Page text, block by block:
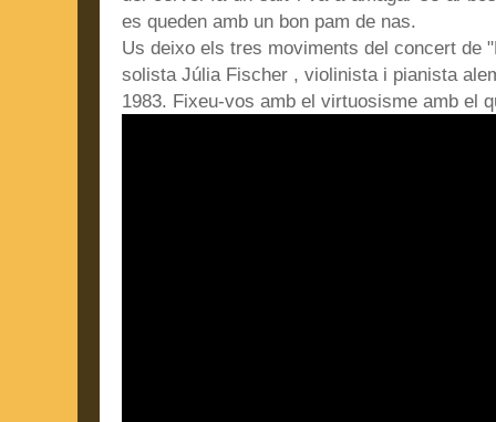
es queden amb un bon pam de nas.
Us deixo els tres moviments del concert de
solista Júlia Fischer , violinista i pianista
1983. Fixeu-vos amb el virtuosisme amb el